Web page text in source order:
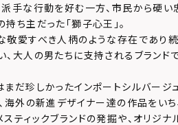
派手な行動を好む一方、市民から硬
ち主だった「獅子心王」。
敬愛すべき人柄のような存在であり
、大人の男たちに支持されるブランド
まだ珍しかったインポートシルバージ
海外の新進デザイナー達の作品をい
ティックブランドの発掘や、オリジナ